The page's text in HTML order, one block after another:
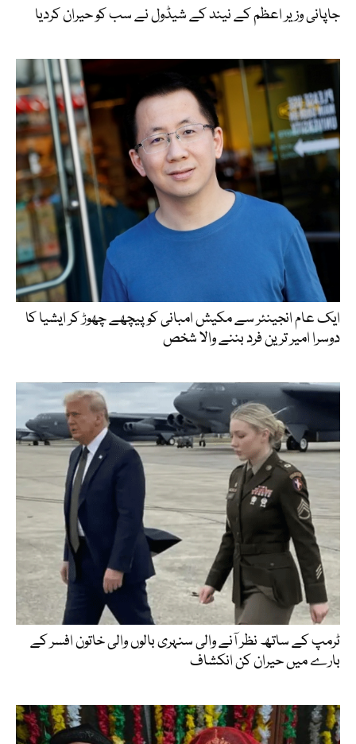
جاپانی وزیر اعظم کے نیند کے شیڈول نے سب کو حیران کردیا
ایک عام انجینئر سے مکیش امبانی کو پیچھے چھوڑ کر ایشیا کا
دوسرا امیر ترین فرد بننے والا شخص
ٹرمپ کے ساتھ نظر آنے والی سنہری بالوں والی خاتون افسر کے
بارے میں حیران کن انکشاف